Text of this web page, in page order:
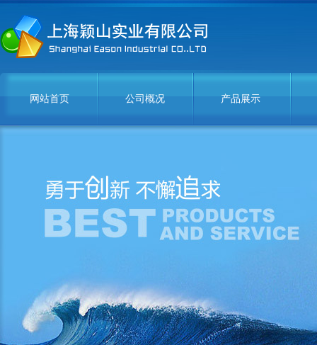
网站首页 公司概况 产品展示